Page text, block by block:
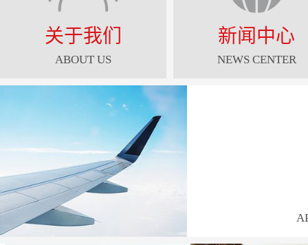
关于我们
ABOUT US
新闻中心
NEWS CENTER